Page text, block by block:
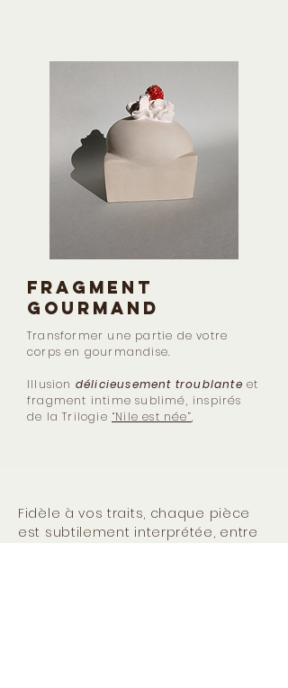
FRAGMENT
GOURMAND
Transformer une partie de votre
corps en gourmandise.
Illusion délicieusement troublante et
fragment intime sublimé, inspirés
de la Trilogie “Nile est née”,
Fidèle à vos traits, chaque pièce
est subtilement interprétée, entre